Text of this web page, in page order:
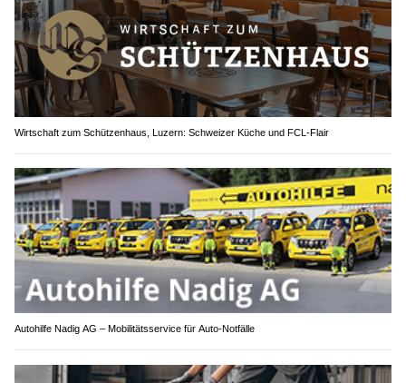
Wirtschaft zum Schützenhaus, Luzern: Schweizer Küche und FCL-Flair
Autohilfe Nadig AG – Mobilitätsservice für Auto‑Notfälle